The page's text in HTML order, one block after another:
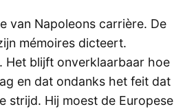
van Napoleons carrière. De
mémoires dicteert.
Het blijft onverklaarbaar hoe
en dat ondanks het feit dat
strijd. Hij moest de Europese